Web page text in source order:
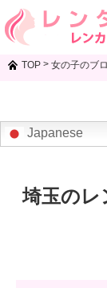
TOP > 女の子のブ
Japanese
埼玉の